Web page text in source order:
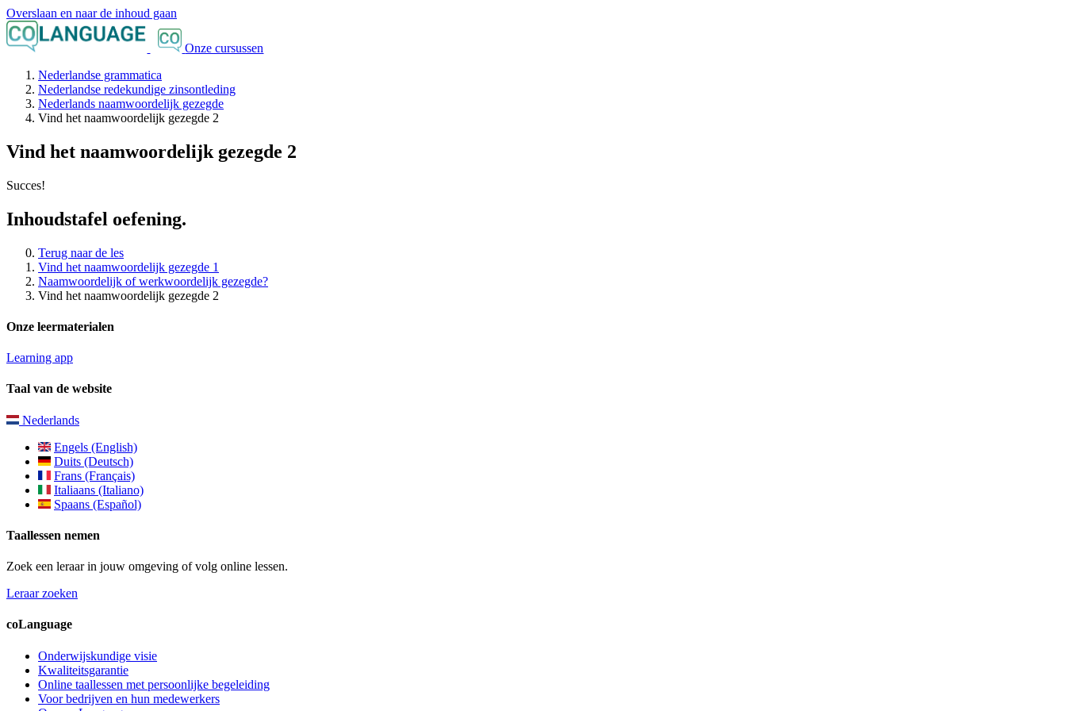
Overslaan en naar de inhoud gaan
Onze cursussen
Nederlandse grammatica
Nederlandse redekundige zinsontleding
Nederlands naamwoordelijk gezegde
Vind het naamwoordelijk gezegde 2
Vind het naamwoordelijk gezegde 2
Succes!
Inhoudstafel oefening.
Terug naar de les
Vind het naamwoordelijk gezegde 1
Naamwoordelijk of werkwoordelijk gezegde?
Vind het naamwoordelijk gezegde 2
Onze leermaterialen
Learning app
Taal van de website
Nederlands
Engels (English)
Duits (Deutsch)
Frans (Français)
Italiaans (Italiano)
Spaans (Español)
Taallessen nemen
Zoek een leraar in jouw omgeving of volg online lessen.
Leraar zoeken
coLanguage
Onderwijskundige visie
Kwaliteitsgarantie
Online taallessen met persoonlijke begeleiding
Voor bedrijven en hun medewerkers